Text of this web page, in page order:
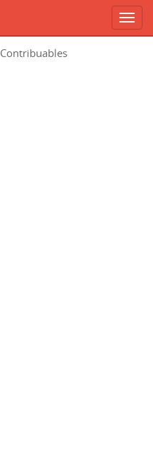
Contribuables